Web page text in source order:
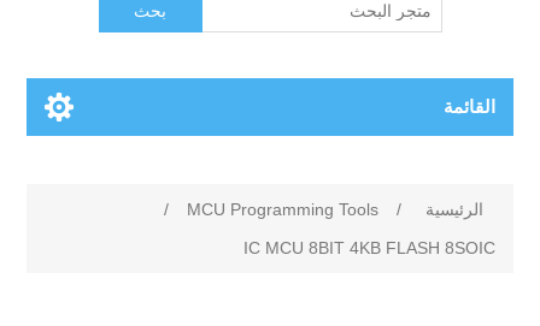
بحث
القائمة
الرئيسية /
MCU Programming Tools
/
IC MCU 8BIT 4KB FLASH 8SOIC